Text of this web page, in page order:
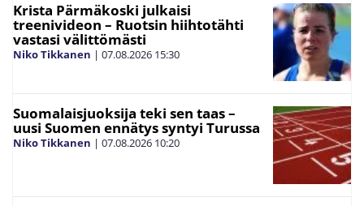
Krista Pärmäkoski julkaisi
treenivideon – Ruotsin hiihtotähti
vastasi välittömästi
Niko Tikkanen | 07.08.2026 15:30
Suomalaisjuoksija teki sen taas –
uusi Suomen ennätys syntyi Turussa
Niko Tikkanen | 07.08.2026 10:20